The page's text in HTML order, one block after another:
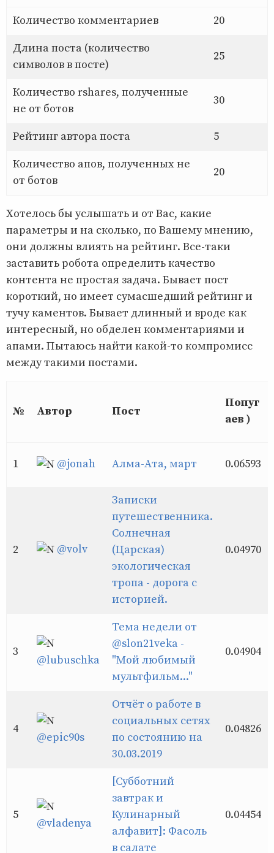
Количество комментариев
20
Длина поста (количество
символов в посте)
25
Количество rshares, полученные
не от ботов
30
Рейтинг автора поста
5
Количество апов, полученных не
от ботов
20
Хотелось бы услышать и от Вас, какие
параметры и на сколько, по Вашему мнению,
они должны влиять на рейтинг. Все-таки
заставить робота определить качество
контента не простая задача. Бывает пост
короткий, но имеет сумасшедший рейтинг и
тучу каментов. Бывает длинный и вроде как
интересный, но обделен комментариями и
апами. Пытаюсь найти какой-то компромисс
между такими постами.
№ Автор Пост
Попуг
аев )
1 @jonah Алма-Ата, март 0.06593
2 @volv
Записки
путешественника.
Солнечная
(Царская)
экологическая
тропа - дорога с
историей.
0.04970
3
@lubuschka
Тема недели от
@slon21veka -
"Мой любимый
мультфильм..."
0.04904
4
@epic90s
Отчёт о работе в
социальных сетях
по состоянию на
30.03.2019
0.04826
5
@vladenya
[Субботний
завтрак и
Кулинарный
алфавит]: Фасоль
в салате
0.04454